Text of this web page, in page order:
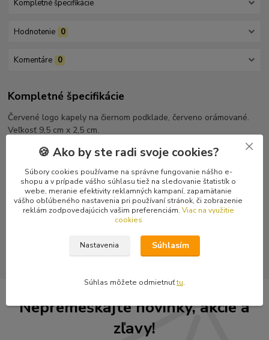
Kompletné špecifikácie
Hodnotenie 0
Komentáre 0
Kompletné špecifikácie
Červené logo kapely na čiernom podklade, červeno orámované.
Veľkosť 9,5 cm x 2,5 cm.
Tovar zaradený v kategóriách
Nášivky
Nepremeškajte novinky, akcie a
zľavy!
🍪 Ako by ste radi svoje cookies?
Súbory cookies používame na správne fungovanie nášho e-
shopu a v prípade vášho súhlasu tiež na sledovanie štatistík o
webe, meranie efektivity reklamných kampaní, zapamätanie
vášho obľúbeného nastavenia pri používaní stránok, či zobrazenie
reklám zodpovedajúcich vašim preferenciám. Viac na využitie
cookies
Nastavenia Súhlasím
Súhlas môžete odmietnuťtu.